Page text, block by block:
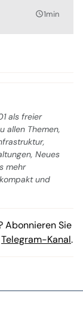
query_builder1min
als freier
allen Themen,
Neues
mehr
und
Abonnieren Sie
Telegram-Kanal.